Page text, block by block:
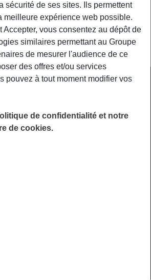
de retraite de base et aussi auprès
La retraite complémentaire est
mis en œuvre par des caisses
la retraite de base.
sécurité de ses sites. Ils permettent
meilleure expérience web possible.
Accepter, vous consentez au dépôt de
similaires permettant au Groupe
de mesurer l'audience de ce
des offres et/ou services
pouvez à tout moment modifier vos
de confidentialité et notre
de cookies.